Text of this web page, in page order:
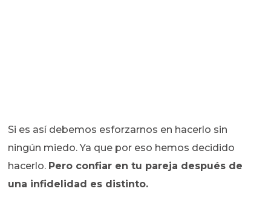
Si es así debemos esforzarnos en hacerlo sin
ningún miedo. Ya que por eso hemos decidido
hacerlo. Pero confiar en tu pareja después de
una infidelidad es distinto.